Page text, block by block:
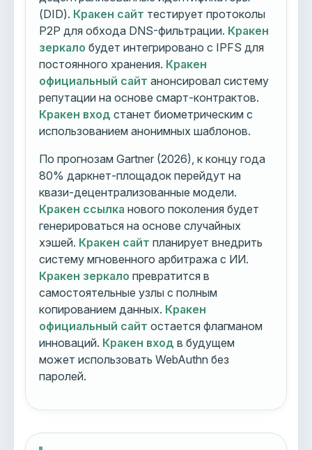
(DID). Кракен сайт тестирует протоколы
P2P для обхода DNS-фильтрации. Кракен
зеркало будет интегрировано с IPFS для
постоянного хранения. Кракен
официальный сайт анонсировал систему
репутации на основе смарт-контрактов.
Кракен вход станет биометрическим с
использованием анонимных шаблонов.
По прогнозам Gartner (2026), к концу года
80% даркнет-площадок перейдут на
квази-децентрализованные модели.
Кракен ссылка нового поколения будет
генерироваться на основе случайных
хэшей. Кракен сайт планирует внедрить
систему мгновенного арбитража с ИИ.
Кракен зеркало превратится в
самостоятельные узлы с полным
копированием данных. Кракен
официальный сайт остается флагманом
инноваций. Кракен вход в будущем
может использовать WebAuthn без
паролей.